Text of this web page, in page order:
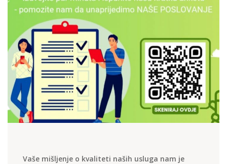
Vaše mišljenje o kvaliteti naših usluga nam je